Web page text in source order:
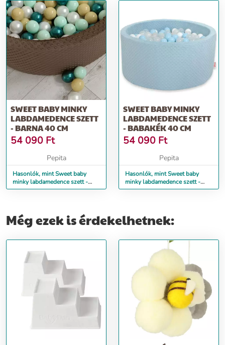
SWEET BABY MINKY
LABDAMEDENCE SZETT
- BARNA 40 CM
54 090 Ft
Pepita
Hasonlók, mint Sweet baby
minky labdamedence szett -
barna 40 cm
SWEET BABY MINKY
LABDAMEDENCE SZETT
- BABAKÉK 40 CM
54 090 Ft
Pepita
Hasonlók, mint Sweet baby
minky labdamedence szett -
babakék 40 cm
Még ezek is érdekelhetnek: